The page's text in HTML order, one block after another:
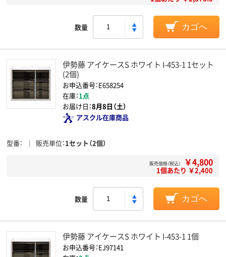
数量 カゴへ
伊勢藤 アイケースS ホワイト I-453-1 1セット
(2個)
お申込番号：E658254
在庫：1点
お届け日：8月8日（土）
アスクル在庫商品
型番 販売単位 1セット（2個）
販売価格（税込） ￥4,800
1個あたり ￥2,400
数量 カゴへ
伊勢藤 アイケースS ホワイト I-453-1 1個
お申込番号：EJ97141